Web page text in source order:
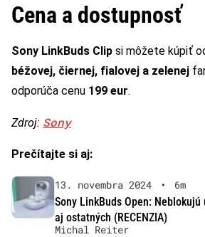
Cena a dostupnosť
Sony LinkBuds Clip si môžete kúpiť
béžovej, čiernej, fialovej a zelenej
odporúča cenu 199 eur.
Zdroj: Sony
Prečítajte si aj:
13. novembra 2024 •
6m
Sony LinkBuds Open:
aj ostatných (RECENZIA)
Michal Reiter